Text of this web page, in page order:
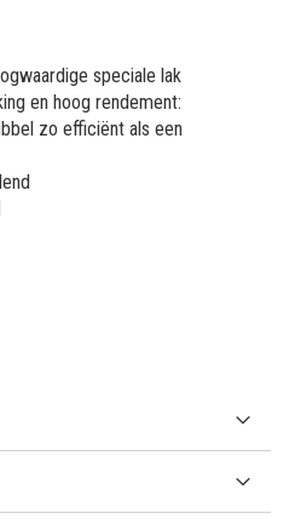
speciale lak
en hoog rendement:
zo efficiënt als een